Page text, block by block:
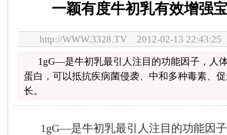
一颖有度牛初乳有效增强
http://WWW.3328.TV 2012-02-13
1gG—是牛初乳最引人注目的功能因子，人
蛋白，可以抵抗疾病菌侵袭、中和多种毒素、
长。
1gG—是牛初乳最引人注目的功能因子